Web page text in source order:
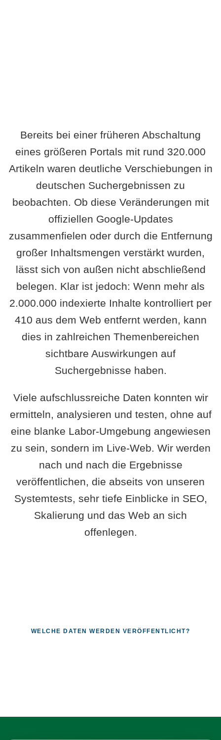
Bereits bei einer früheren Abschaltung
eines größeren Portals mit rund 320.000
Artikeln waren deutliche Verschiebungen in
deutschen Suchergebnissen zu
beobachten. Ob diese Veränderungen mit
offiziellen Google-Updates
zusammenfielen oder durch die Entfernung
großer Inhaltsmengen verstärkt wurden,
lässt sich von außen nicht abschließend
belegen. Klar ist jedoch: Wenn mehr als
2.000.000 indexierte Inhalte kontrolliert per
410 aus dem Web entfernt werden, kann
dies in zahlreichen Themenbereichen
sichtbare Auswirkungen auf
Suchergebnisse haben.
Viele aufschlussreiche Daten konnten wir
ermitteln, analysieren und testen, ohne auf
eine blanke Labor-Umgebung angewiesen
zu sein, sondern im Live-Web. Wir werden
nach und nach die Ergebnisse
veröffentlichen, die abseits von unseren
Systemtests, sehr tiefe Einblicke in SEO,
Skalierung und das Web an sich
offenlegen.
WELCHE DATEN WERDEN VERÖFFENTLICHT?